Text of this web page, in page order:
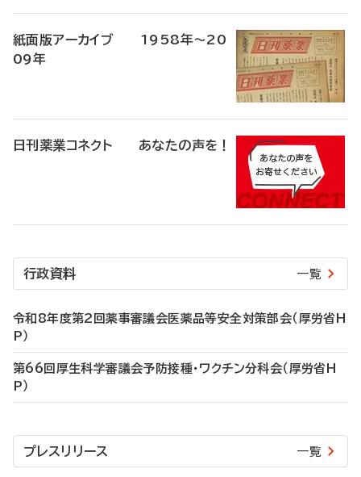
紙面版アーカイブ 1958年～20
09年
日刊薬業コネクト あなたの声を！
行政資料 一覧
令和8年度第2回薬事審議会医薬品等安全対策部会（厚労省H
P）
第66回厚生科学審議会予防接種・ワクチン分科会（厚労省H
P）
プレスリリース 一覧